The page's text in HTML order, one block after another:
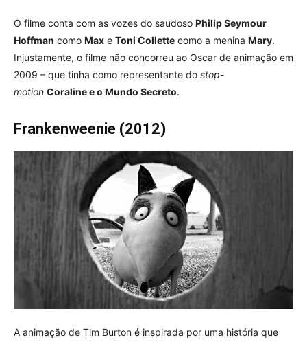
O filme conta com as vozes do saudoso Philip Seymour
Hoffman como Max e Toni Collette como a menina Mary.
Injustamente, o filme não concorreu ao Oscar de animação em
2009 – que tinha como representante do stop-
motion Coraline e o Mundo Secreto.
Frankenweenie (2012)
A animação de Tim Burton é inspirada por uma história que